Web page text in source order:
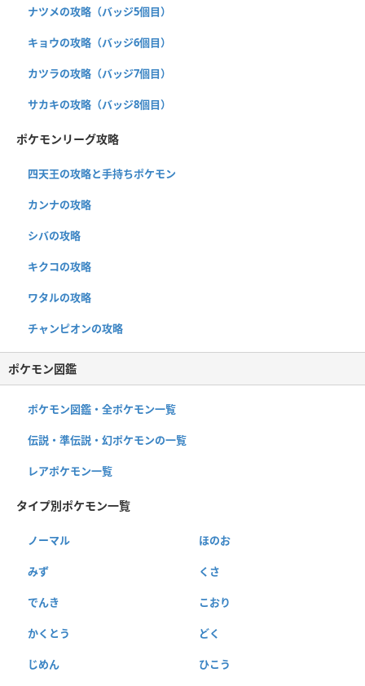
ナツメの攻略（バッジ5個目）
キョウの攻略（バッジ6個目）
カツラの攻略（バッジ7個目）
サカキの攻略（バッジ8個目）
ポケモンリーグ攻略
四天王の攻略と手持ちポケモン
カンナの攻略
シバの攻略
キクコの攻略
ワタルの攻略
チャンピオンの攻略
ポケモン図鑑
ポケモン図鑑・全ポケモン一覧
伝説・準伝説・幻ポケモンの一覧
レアポケモン一覧
タイプ別ポケモン一覧
ノーマル ほのお
みず くさ
でんき こおり
かくとう どく
じめん ひこう